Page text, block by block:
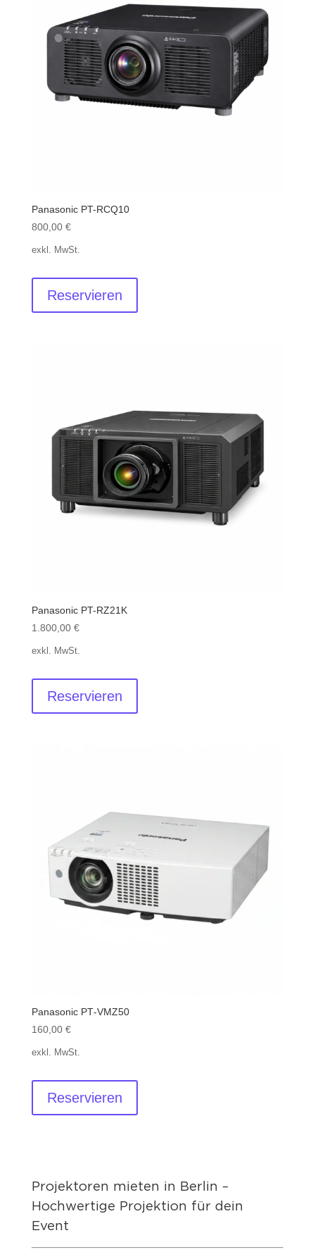
Panasonic PT-RCQ10
800,00 €
exkl. MwSt.
Reservieren
Panasonic PT-RZ21K
1.800,00 €
exkl. MwSt.
Reservieren
Panasonic PT‐VMZ50
160,00 €
exkl. MwSt.
Reservieren
Projektoren mieten in Berlin –
Hochwertige Projektion für dein
Event